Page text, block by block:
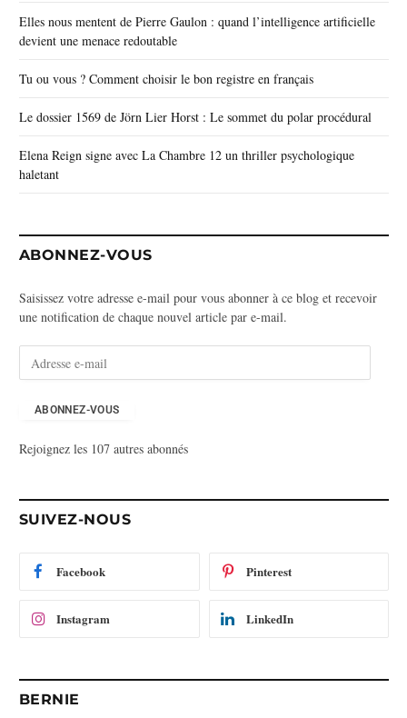
Elles nous mentent de Pierre Gaulon : quand l’intelligence artificielle
devient une menace redoutable
Tu ou vous ? Comment choisir le bon registre en français
Le dossier 1569 de Jörn Lier Horst : Le sommet du polar procédural
Elena Reign signe avec La Chambre 12 un thriller psychologique
haletant
ABONNEZ-VOUS
Saisissez votre adresse e-mail pour vous abonner à ce blog et recevoir
une notification de chaque nouvel article par e-mail.
s
m
ABONNEZ-VOUS
Rejoignez les 107 autres abonnés
SUIVEZ-NOUS
Facebook Pinterest
Instagram LinkedIn
BERNIE